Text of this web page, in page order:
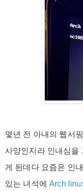
몇년 전 아내의 웹서
사양인지라 인내심을
게 된데다 요즘은 인
있는 녀석에Arch